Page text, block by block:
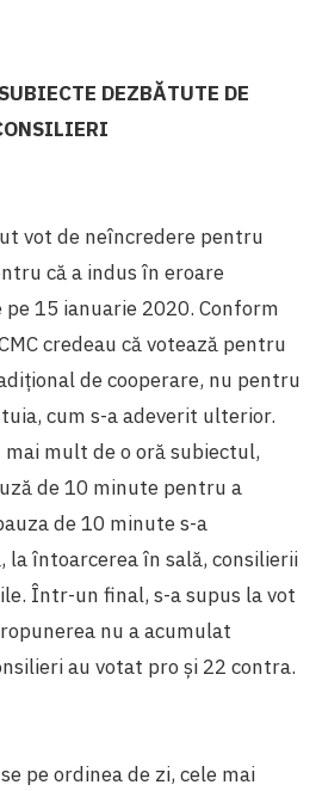
DEZBĂTUTE DE
vot de neîncredere pentru
că a indus în eroare
15 ianuarie 2020. Conform
credeau că votează pentru
de cooperare, nu pentru
cum s-a adeverit ulterior.
mult de o oră subiectul,
de 10 minute pentru a
de 10 minute s-a
întoarcerea în sală, consilierii
Într-un final, s-a supus la vot
nu a acumulat
au votat pro și 22 contra.
pe ordinea de zi, cele mai